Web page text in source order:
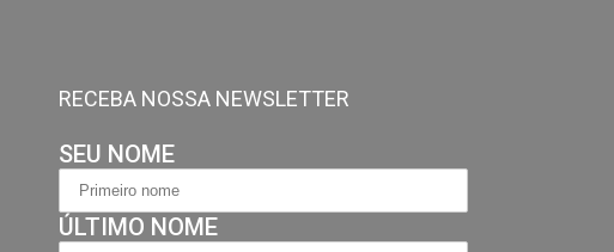
RECEBA NOSSA NEWSLETTER
SEU NOME
ÚLTIMO NOME